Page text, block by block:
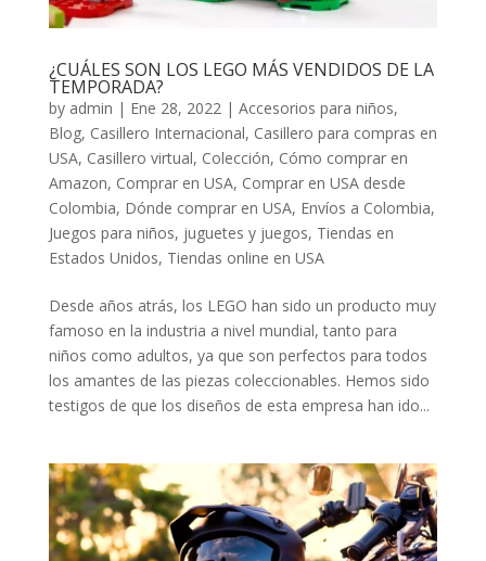
¿CUÁLES SON LOS LEGO MÁS VENDIDOS DE LA
TEMPORADA?
by admin | Ene 28, 2022| Accesorios para niños,
Blog, Casillero Internacional, Casillero para compras en
USA, Casillero virtual, Colección, Cómo comprar en
Amazon, Comprar en USA, Comprar en USA desde
Colombia, Dónde comprar en USA, Envíos a Colombia,
Juegos para niños, juguetes y juegos, Tiendas en
Estados Unidos, Tiendas online en USA
Desde años atrás, los LEGO han sido un producto muy
famoso en la industria a nivel mundial, tanto para
niños como adultos, ya que son perfectos para todos
los amantes de las piezas coleccionables. Hemos sido
testigos de que los diseños de esta empresa han ido...